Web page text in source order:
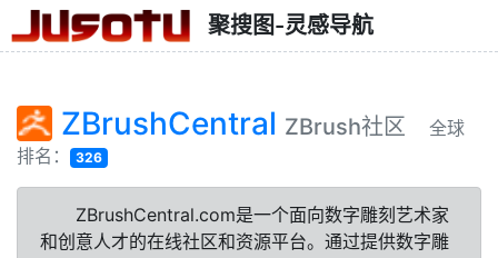
聚搜图-灵感导航
ZBrushCentral ZBrush社区
全球
排名：
326
ZBrushCentral.com是一个面向数字雕刻艺术家
和创意人才的在线社区和资源平台。通过提供数字雕